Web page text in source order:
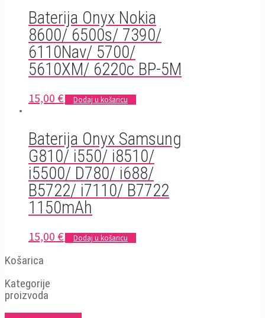
Baterija Onyx Nokia
8600/ 6500s/ 7390/
6110Nav/ 5700/
5610XM/ 6220c BP-5M
15,00 € Dodaj u košaricu
Baterija Onyx Samsung
G810/ i550/ i8510/
i5500/ D780/ i688/
B5722/ i7110/ B7722
1150mAh
15,00 € Dodaj u košaricu
Košarica
Kategorije
proizvoda